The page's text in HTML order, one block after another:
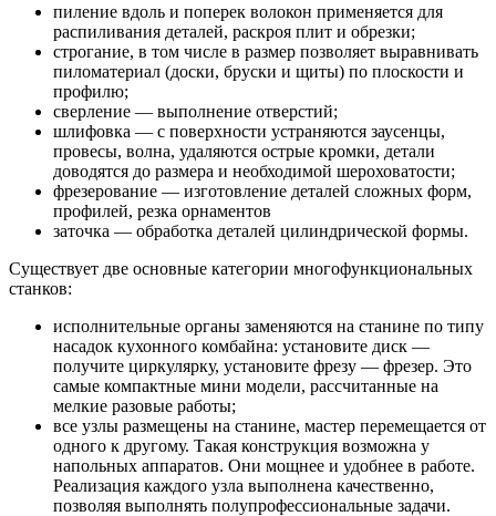
пиление вдоль и поперек волокон применяется для
распиливания деталей, раскроя плит и обрезки;
строгание, в том числе в размер позволяет выравнивать
пиломатериал (доски, бруски и щиты) по плоскости и
профилю;
сверление — выполнение отверстий;
шлифовка — с поверхности устраняются заусенцы,
провесы, волна, удаляются острые кромки, детали
доводятся до размера и необходимой шероховатости;
фрезерование — изготовление деталей сложных форм,
профилей, резка орнаментов
заточка — обработка деталей цилиндрической формы.
Существует две основные категории многофункциональных
станков:
исполнительные органы заменяются на станине по типу
насадок кухонного комбайна: установите диск —
получите циркулярку, установите фрезу — фрезер. Это
самые компактные мини модели, рассчитанные на
мелкие разовые работы;
все узлы размещены на станине, мастер перемещается от
одного к другому. Такая конструкция возможна у
напольных аппаратов. Они мощнее и удобнее в работе.
Реализация каждого узла выполнена качественно,
позволяя выполнять полупрофессиональные задачи.